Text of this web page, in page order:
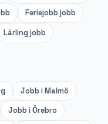
Feriejobb jobb
Lärling jobb
Jobb iMalmö
Jobb iÖrebro